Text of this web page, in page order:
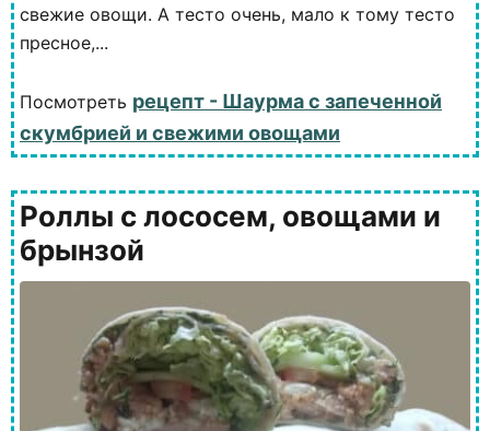
свежие овощи. А тесто очень, мало к тому тесто
пресное,...
Посмотреть рецепт - Шаурма с запеченной
скумбрией и свежими овощами
Роллы с лососем, овощами и
брынзой